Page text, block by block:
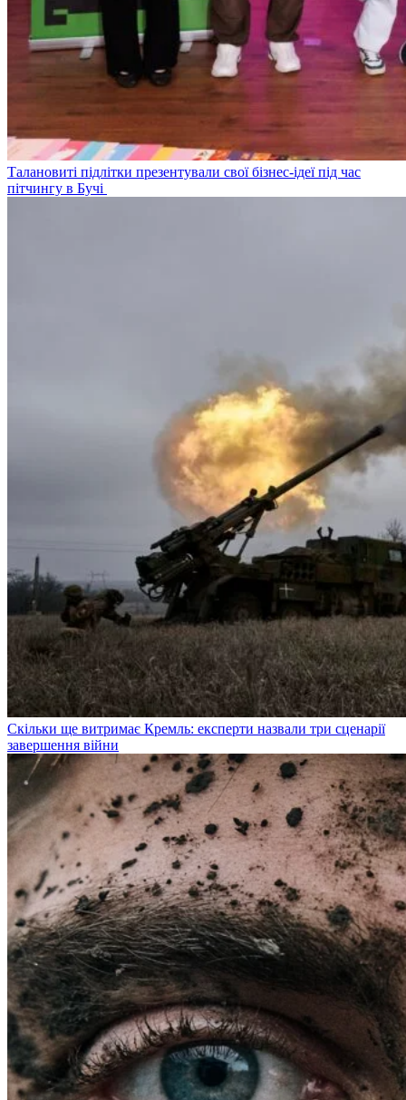
Талановиті підлітки презентували свої бізнес-ідеї під час
пітчингу в Бучі
Скільки ще витримає Кремль: експерти назвали три сценарії
завершення війни